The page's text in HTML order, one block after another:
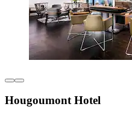
Hougoumont Hotel